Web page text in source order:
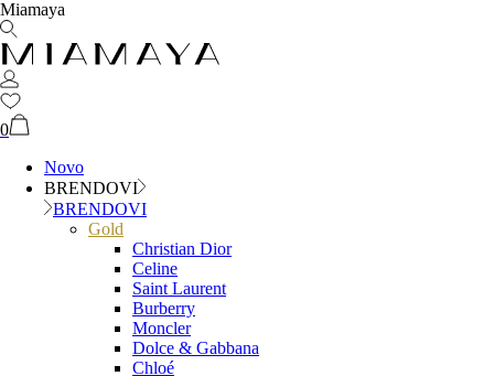
Miamaya
0
Novo
BRENDOVI
BRENDOVI
Gold
Christian Dior
Celine
Saint Laurent
Burberry
Moncler
Dolce & Gabbana
Chloé